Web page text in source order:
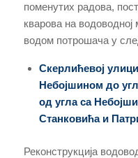
поменутих радова,
кварова на
водом потрошача у
Скерлићевој улици
Небојшином до
од угла са
Станковића и
Реконструкција